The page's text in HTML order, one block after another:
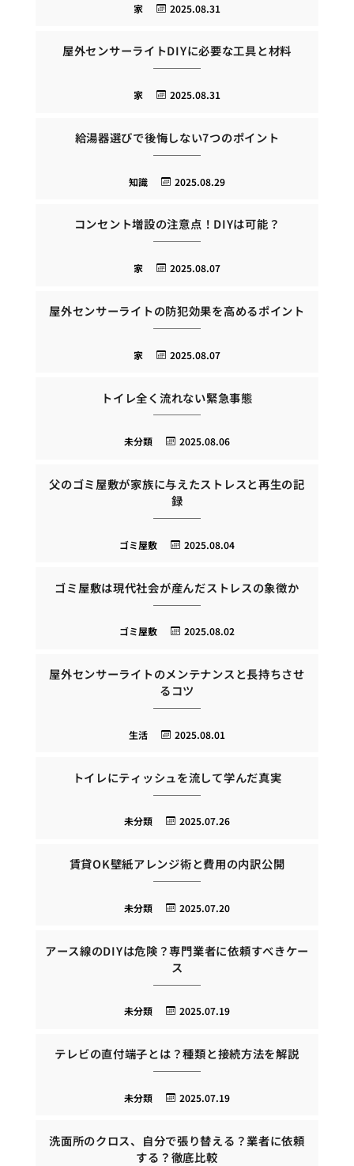
2025.08.31
家
屋外センサーライトDIYに必要な工具と材料
2025.08.31
家
給湯器選びで後悔しない7つのポイント
2025.08.29
知識
コンセント増設の注意点！DIYは可能？
2025.08.07
家
屋外センサーライトの防犯効果を高めるポイント
2025.08.07
家
トイレ全く流れない緊急事態
2025.08.06
未分類
父のゴミ屋敷が家族に与えたストレスと再生の記
録
2025.08.04
ゴミ屋敷
ゴミ屋敷は現代社会が産んだストレスの象徴か
2025.08.02
ゴミ屋敷
屋外センサーライトのメンテナンスと長持ちさせ
るコツ
2025.08.01
生活
トイレにティッシュを流して学んだ真実
2025.07.26
未分類
賃貸OK壁紙アレンジ術と費用の内訳公開
2025.07.20
未分類
アース線のDIYは危険？専門業者に依頼すべきケー
ス
2025.07.19
未分類
テレビの直付端子とは？種類と接続方法を解説
2025.07.19
未分類
洗面所のクロス、自分で張り替える？業者に依頼
する？徹底比較